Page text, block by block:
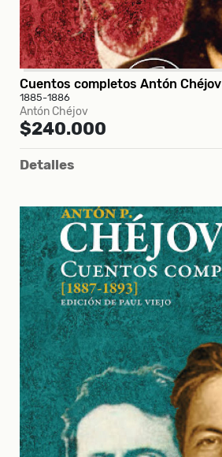
Cuentos completos Antón Chéjov
1885-1886
Antón Chéjov
$240.000
Detalles